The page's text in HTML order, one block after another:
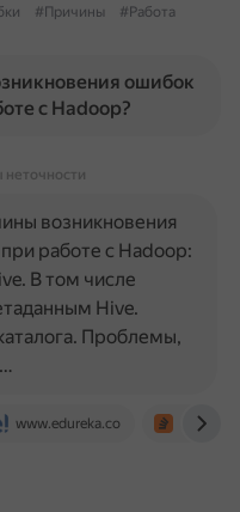
#Причины
#Работа
ошибок
с Hadoop?
неточности
www.edureka.co
возникновения
работе с Hadoop:
В том числе
Hive.
Проблемы,